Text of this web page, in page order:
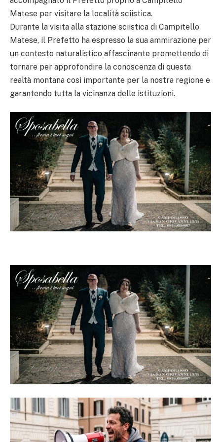
Matese per visitare la località sciistica.
Durante la visita alla stazione sciistica di Campitello
Matese, il Prefetto ha espresso la sua ammirazione per
un contesto naturalistico affascinante promettendo di
tornare per approfondire la conoscenza di questa
realtà montana così importante per la nostra regione e
garantendo tutta la vicinanza delle istituzioni.